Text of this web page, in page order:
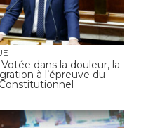
Votée dans la douleur, la
à l’épreuve du